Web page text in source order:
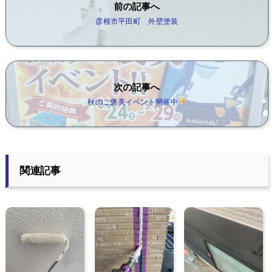
前の記事へ
彦根市平田町 外壁塗装
次の記事へ
秋のご褒美イベント開催中
関連記事